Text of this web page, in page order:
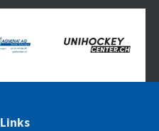
Links